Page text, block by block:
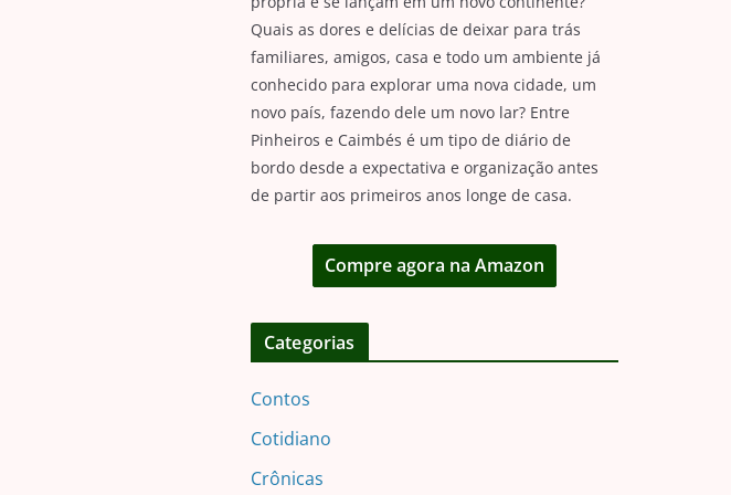
Quais as dores e delícias de deixar para trás
familiares, amigos, casa e todo um ambiente já
conhecido para explorar uma nova cidade, um
novo país, fazendo dele um novo lar? Entre
Pinheiros e Caimbés é um tipo de diário de
bordo desde a expectativa e organização antes
de partir aos primeiros anos longe de casa.
Compre agora na Amazon
Categorias
Contos
Cotidiano
Crônicas